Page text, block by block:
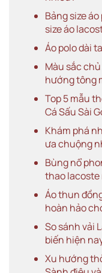
Bảng size
size áo
Áo polo dài
Màu sắc
hướng tông
Top 5 mẫu
Cá Sấu Sài
Khám phá
ưa chuộng
Bùng nổ
thao lacoste
Áo thun
hoàn hảo
So sánh vải
biến hiện
Xu hướng